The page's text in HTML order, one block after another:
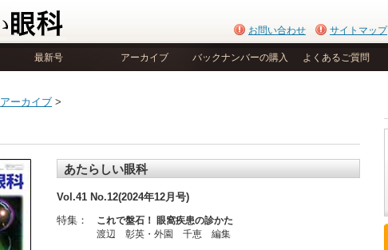
お問い合わせ サイトマップ
最新号 アーカイブ バックナンバーの購入 よくあるご質問
アーカイブ >
あたらしい眼科
Vol.41 No.12(2024年12月号)
特集：
これで盤石！ 眼窩疾患の診かた
渡辺 彰英・外園 千恵 編集